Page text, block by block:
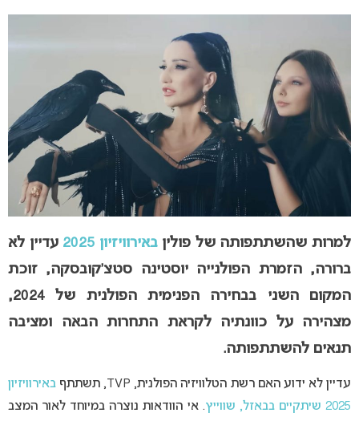
למרות שהשתתפותה של פוליןבאירוויזיון 2025
עדיין לא
ברורה, הזמרת הפולנייה יוסטינה סטצ’קובסקה, זוכת
המקום השני בבחירה הפנימית הפולנית של 2024,
מצהירה על כוונתיה לקראת התחרות הבאה ומציבה
תנאים להשתתפותה.
עדיין לא ידוע האם רשת הטלוויזיה הפולנית, TVP, תשתתף
באירוויזיון
2025 שיתקיים בבאזל, שווייץ
. אי הוודאות נוצרה במיוחד לאור המצב